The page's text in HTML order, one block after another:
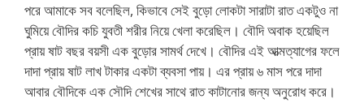
পরে আমাকে সব বলেছিল, কিভাবে সেই বুড়ো লোকটা সারাটা রাত একটুও না
ঘুমিয়ে বৌদির কচি যুবতী শরীর নিয়ে খেলা করেছিল। বৌদি অবাক হয়েছিল
প্রায় ষাট বছর বয়সী এক বুড়োর সামর্থ দেখে। বৌদির এই আত্মত্যাগের ফলে
দাদা প্রায় ষাট লাখ টাকার একটা ব্যবসা পায়। এর প্রায় ৬ মাস পরে দাদা
আবার বৌদিকে এক সৌদি শেখের সাথে রাত কাটানোর জন্য অনুরোধ করে।